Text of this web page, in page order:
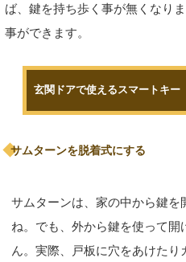
ば、鍵を持ち歩く事が無くなり
事ができます。
玄関ドアで使えるスマートキー
サムターンを脱着式にする
サムターンは、家の中から鍵を
ね。でも、外から鍵を使って
ん。実際、戸板に穴をあけた